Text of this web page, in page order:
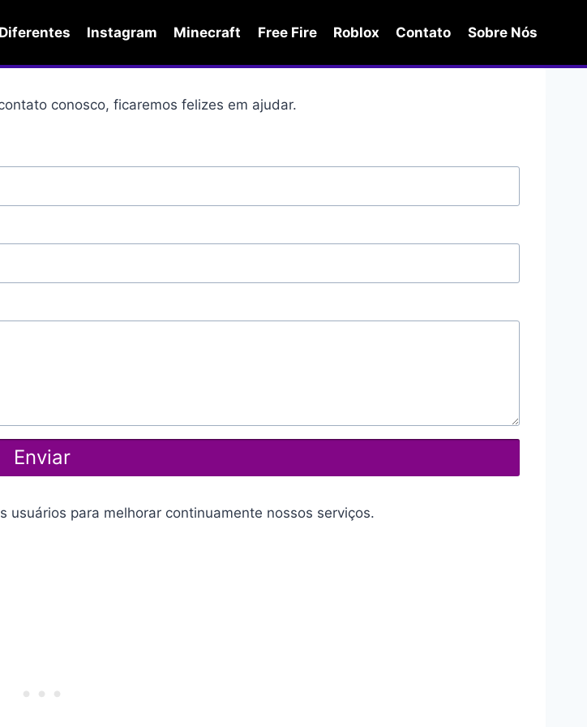
Instagram Minecraft Free Fire Roblox Contato Sobre Nós
conosco, ficaremos felizes em ajudar.
Enviar
para melhorar continuamente nossos serviços.